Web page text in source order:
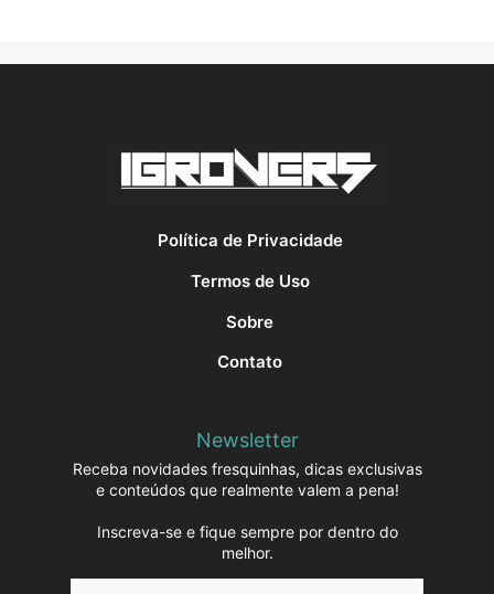
Política de Privacidade
Termos de Uso
Sobre
Contato
Newsletter
Receba novidades fresquinhas, dicas exclusivas
e conteúdos que realmente valem a pena!
Inscreva-se e fique sempre por dentro do
melhor.